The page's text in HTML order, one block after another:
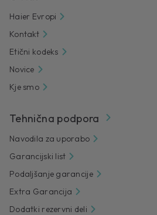
Haier Evropi
Kontakt
Etični kodeks
Novice
Kje smo
Tehnična podpora
Navodila za uporabo
Garancijski list
Podaljšanje garancije
Extra Garancija
Dodatki rezervni deli